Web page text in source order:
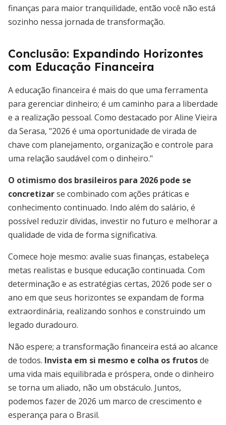
finanças para maior tranquilidade, então você não está
sozinho nessa jornada de transformação.
Conclusão: Expandindo Horizontes
com Educação Financeira
A educação financeira é mais do que uma ferramenta
para gerenciar dinheiro; é um caminho para a liberdade
e a realização pessoal. Como destacado por Aline Vieira
da Serasa, "2026 é uma oportunidade de virada de
chave com planejamento, organização e controle para
uma relação saudável com o dinheiro."
O otimismo dos brasileiros para 2026 pode se
concretizarse combinado com ações práticas e
conhecimento continuado. Indo além do salário, é
possível reduzir dívidas, investir no futuro e melhorar a
qualidade de vida de forma significativa.
Comece hoje mesmo: avalie suas finanças, estabeleça
metas realistas e busque educação continuada. Com
determinação e as estratégias certas, 2026 pode ser o
ano em que seus horizontes se expandam de forma
extraordinária, realizando sonhos e construindo um
legado duradouro.
Não espere; a transformação financeira está ao alcance
de todos. Invista em si mesmo e colha os frutosde
uma vida mais equilibrada e próspera, onde o dinheiro
se torna um aliado, não um obstáculo. Juntos,
podemos fazer de 2026 um marco de crescimento e
esperança para o Brasil.